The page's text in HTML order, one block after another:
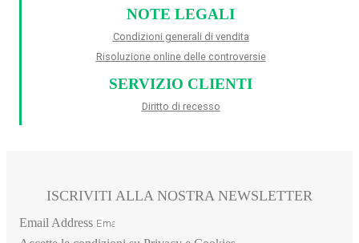
NOTE LEGALI
Condizioni generali di vendita
Risoluzione online delle controversie
SERVIZIO CLIENTI
Diritto di recesso
ISCRIVITI ALLA NOSTRA NEWSLETTER
Email Address